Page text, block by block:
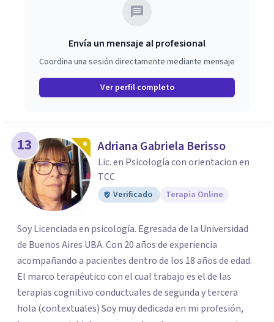
Envía un mensaje al profesional
Coordina una sesión directamente mediante mensaje
Ver perfil completo
13 Adriana Gabriela Berisso
Lic. en Psicología con orientacion en
TCC
Verificado Terapia Online
Soy Licenciada en psicología. Egresada de la Universidad
de Buenos Aires UBA. Con 20 años de experiencia
acompañando a pacientes dentro de los 18 años de edad.
El marco terapéutico con el cual trabajo es el de las
terapias cognitivo conductuales de segunda y tercera
hola (contextuales) Soy muy dedicada en mi profesión,